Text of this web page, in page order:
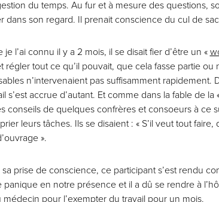
du temps. Au fur et à mesure des questions,
dans son regard. Il prenait conscience du cul de
je l’ai connu il y a 2 mois, il se disait fier d’être un «
régler tout ce qu’il pouvait, que cela fasse partie
n’intervenaient pas suffisamment
s’est accrue d’autant. Et comme dans la fable de la
conseils de quelques confrères et consoeurs à ce
leurs tâches. Ils se disaient : « S’il veut tout
».
sa prise de conscience, ce participant s’est rendu
panique en notre présence et il a dû se rendre à
médecin pour l’exempter du travail pour un mois.